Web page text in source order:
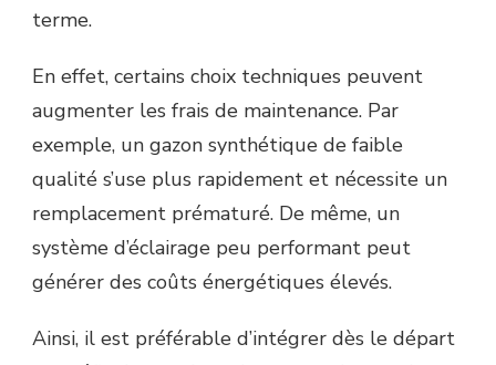
terme.
En effet, certains choix techniques peuvent
augmenter les frais de maintenance. Par
exemple, un gazon synthétique de faible
qualité s’use plus rapidement et nécessite un
remplacement prématuré. De même, un
système d’éclairage peu performant peut
générer des coûts énergétiques élevés.
Ainsi, il est préférable d’intégrer dès le départ